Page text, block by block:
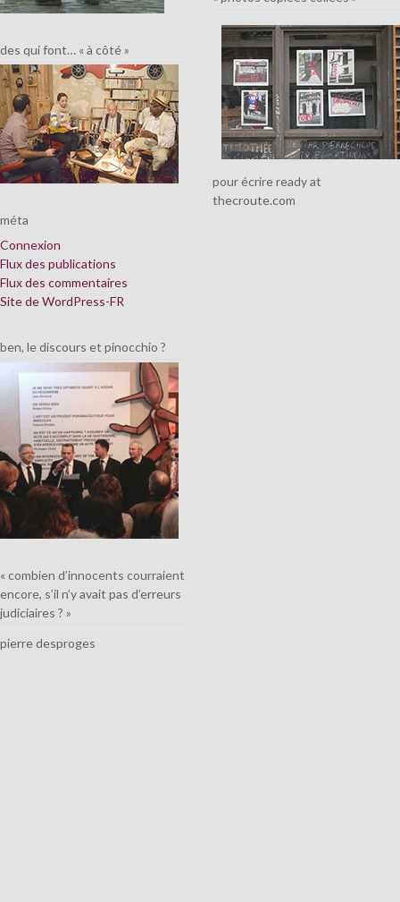
des qui font… « à côté »
méta
Connexion
Flux des publications
Flux des commentaires
Site de WordPress-FR
ben, le discours et pinocchio ?
« combien d’innocents courraient
encore, s’il n’y avait pas d’erreurs
judiciaires ? »
pierre desproges
pour écrire ready at
thecroute.com